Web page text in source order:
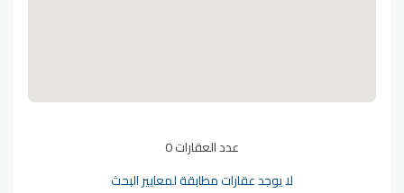
عدد العقارات 0
لا يوجد عقارات مطابقة لمعايير البحث